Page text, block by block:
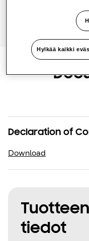
SmartThings
Declaration of
Download
tiedot
Hylkää kaikki